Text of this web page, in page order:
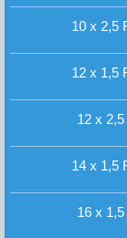
10 x 2,5
12 x 1,5
12 x
14 x 1,5
16 x